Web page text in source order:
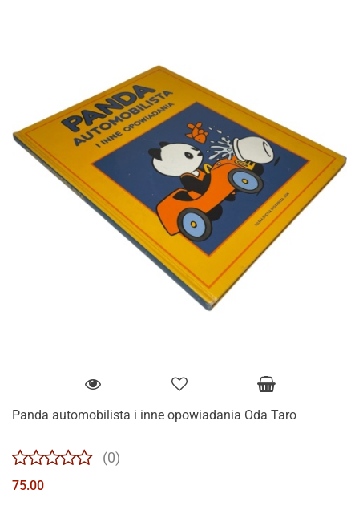
Panda automobilista i inne opowiadania Oda Taro
(0)
75.00